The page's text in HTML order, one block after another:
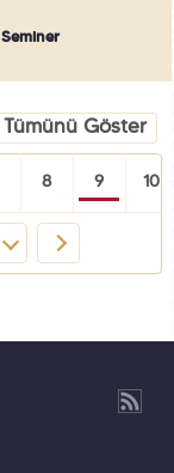
Seminer
Tümünü Göster
8 9 10